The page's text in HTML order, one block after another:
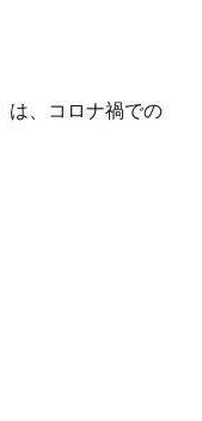
は、コロナ禍での